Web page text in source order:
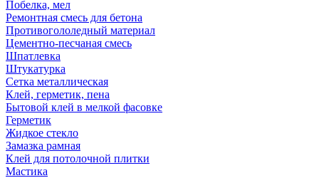
Побелка, мел
Ремонтная смесь для бетона
Противогололедный материал
Цементно-песчаная смесь
Шпатлевка
Штукатурка
Сетка металлическая
Клей, герметик, пена
Бытовой клей в мелкой фасовке
Герметик
Жидкое стекло
Замазка рамная
Клей для потолочной плитки
Мастика